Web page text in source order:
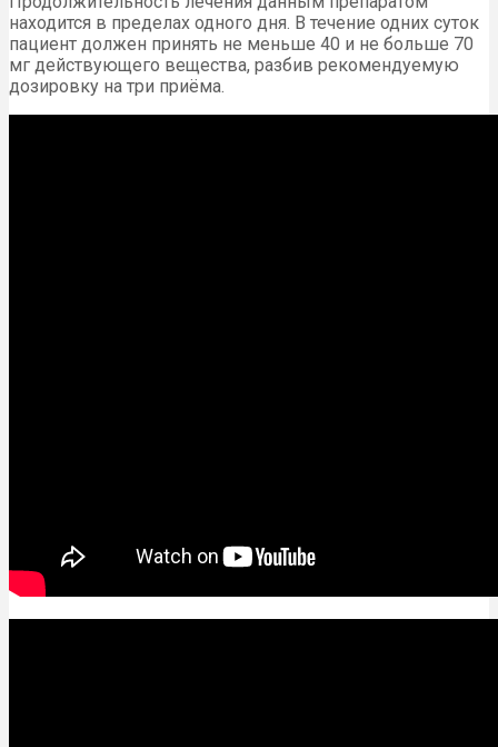
находится в пределах одного дня. В течение одних суток
пациент должен принять не меньше 40 и не больше 70
мг действующего вещества, разбив рекомендуемую
дозировку на три приёма.